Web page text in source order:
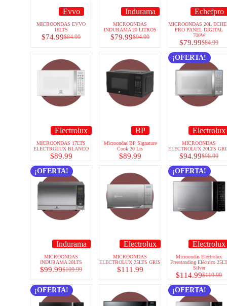
Evvo
MICROONDAS EVVO
16LTS
$84.99
$74.99
Indurama
MICROONDAS
INDURAMA 20 LITROS
$94.99
$79.99
Echefpro
MICROONDAS 20L
PRO PANEL DIGITAL
700W
$84.99
$79.99
Electrolux
MICROONDAS 17LTS
ELECTROLUX BLANCO
$89.99
BP
Microondas BP Signature
Cook 20 Lts
$89.99
¡OFERTA!
Electrolux
MICROONDAS
ELECTROLUX 20LTS
$98.99
$94.99
¡OFERTA!
Indurama
MICROONDAS
INDURAMA 20LTS
$109.99
$99.99
Electrolux
MICROONDAS
ELECTROLUX 25LTS GRIS
$111.99
¡OFERTA!
Electrolux
Microondas Electrolux
Freestanding Eléctrico 25LT
Silver
$119.99
$114.99
¡OFERTA! ¡OFERTA!